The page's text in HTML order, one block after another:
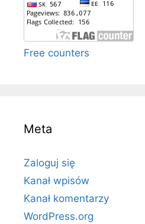
Free counters
Meta
Zaloguj się
Kanał wpisów
Kanał komentarzy
WordPress.org